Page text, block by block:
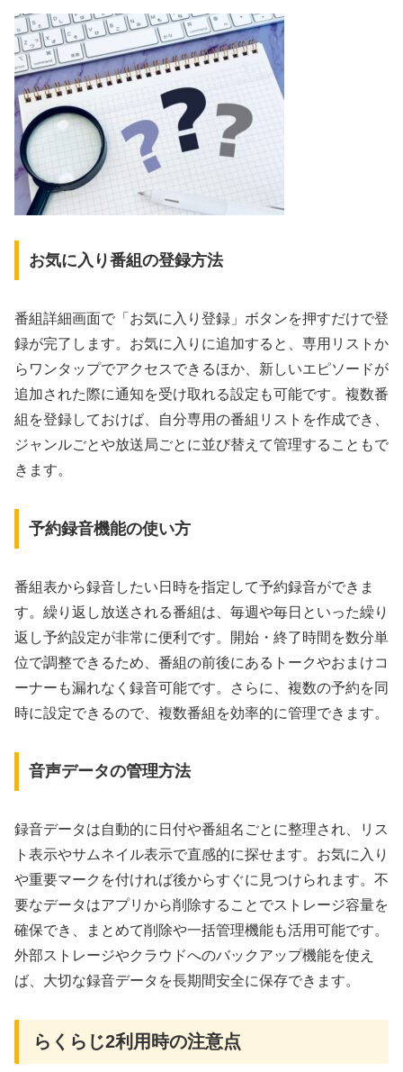
お気に入り番組の登録方法
番組詳細画面で「お気に入り登録」ボタンを押すだけで登
録が完了します。お気に入りに追加すると、専用リストか
らワンタップでアクセスできるほか、新しいエピソードが
追加された際に通知を受け取れる設定も可能です。複数番
組を登録しておけば、自分専用の番組リストを作成でき、
ジャンルごとや放送局ごとに並び替えて管理することもで
きます。
予約録音機能の使い方
番組表から録音したい日時を指定して予約録音ができま
す。繰り返し放送される番組は、毎週や毎日といった繰り
返し予約設定が非常に便利です。開始・終了時間を数分単
位で調整できるため、番組の前後にあるトークやおまけコ
ーナーも漏れなく録音可能です。さらに、複数の予約を同
時に設定できるので、複数番組を効率的に管理できます。
音声データの管理方法
録音データは自動的に日付や番組名ごとに整理され、リス
ト表示やサムネイル表示で直感的に探せます。お気に入り
や重要マークを付ければ後からすぐに見つけられます。不
要なデータはアプリから削除することでストレージ容量を
確保でき、まとめて削除や一括管理機能も活用可能です。
外部ストレージやクラウドへのバックアップ機能を使え
ば、大切な録音データを長期間安全に保存できます。
らくらじ2利用時の注意点